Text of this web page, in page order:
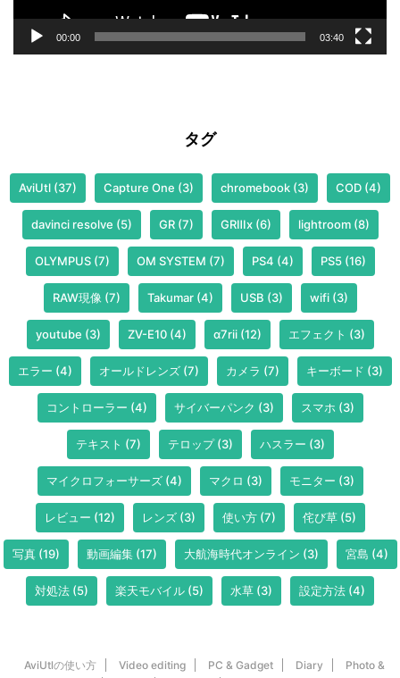
00:00 03:40
タグ
AviUtl (37) Capture One (3) chromebook (3) COD (4)
davinci resolve (5) GR(7) GRⅢx(6) lightroom(8)
OLYMPUS(7) OM SYSTEM (7) PS4 (4) PS5(16)
RAW現像 (7) Takumar(4) USB (3) wifi(3)
youtube (3) ZV-E10(4) α7rii(12) エフェクト (3)
エラー (4) オールドレンズ(7) カメラ (7) キーボード (3)
コントローラー (4) サイバーパンク (3) スマホ (3)
テキスト (7) テロップ(3) ハスラー (3)
マイクロフォーサーズ(4) マクロ (3) モニター (3)
レビュー (12) レンズ(3) 使い方(7) 侘び草(5)
写真(19) 動画編集(17) 大航海時代オンライン (3) 宮島 (4)
対処法 (5) 楽天モバイル (5) 水草 (3) 設定方法 (4)
AviUtlの使い方 Video editing PC & Gadget Diary
Photo &